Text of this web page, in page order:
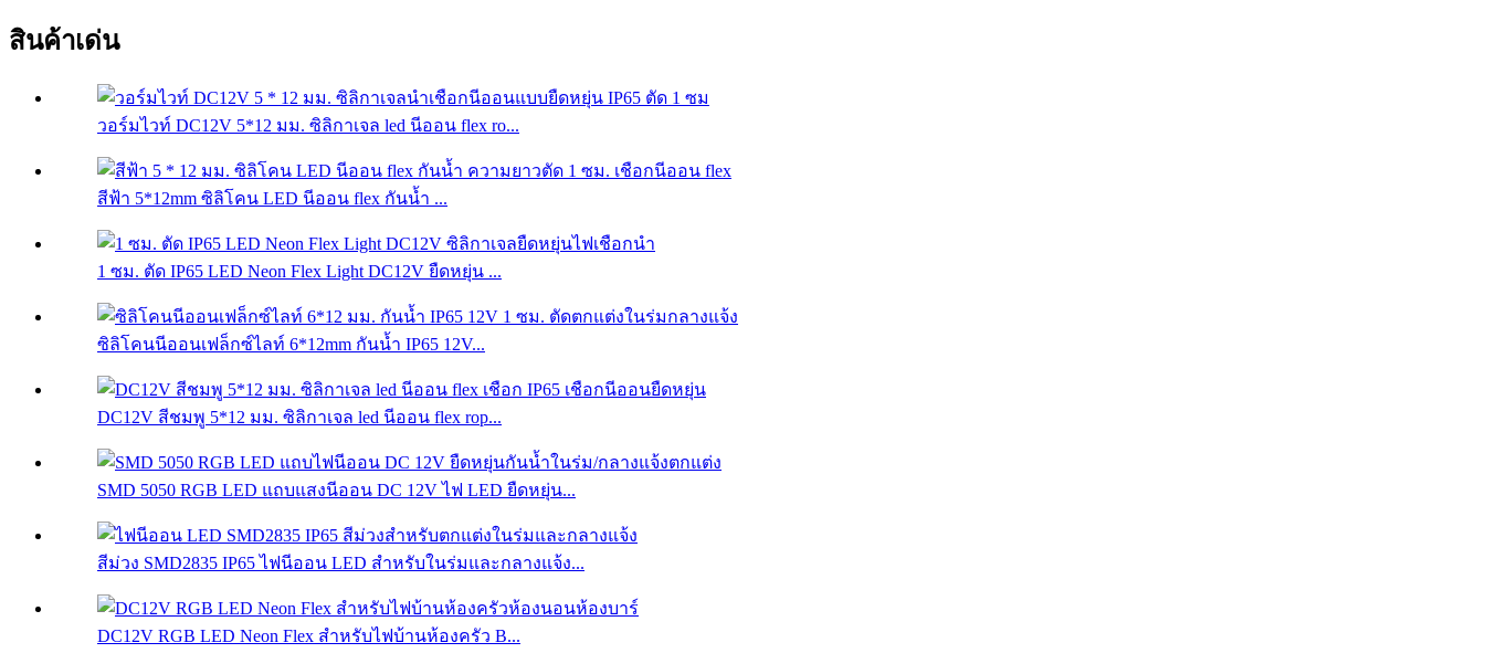
สินค้าเด่น
วอร์มไวท์ DC12V 5*12 มม. ซิลิกาเจล led นีออน flex ro...
สีฟ้า 5*12mm ซิลิโคน LED นีออน flex กันน้ำ ...
1 ซม. ตัด IP65 LED Neon Flex Light DC12V ยืดหยุ่น ...
ซิลิโคนนีออนเฟล็กซ์ไลท์ 6*12mm กันน้ำ IP65 12V...
DC12V สีชมพู 5*12 มม. ซิลิกาเจล led นีออน flex rop...
SMD 5050 RGB LED แถบแสงนีออน DC 12V ไฟ LED ยืดหยุ่น...
สีม่วง SMD2835 IP65 ไฟนีออน LED สำหรับในร่มและกลางแจ้ง...
DC12V RGB LED Neon Flex สำหรับไฟบ้านห้องครัว B...